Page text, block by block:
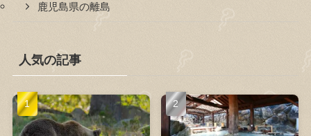
鹿児島県の離島
人気の記事